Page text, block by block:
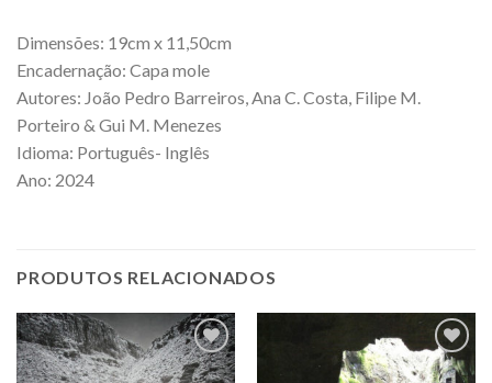
Dimensões: 19cm x 11,50cm
Encadernação: Capa mole
Autores: João Pedro Barreiros, Ana C. Costa, Filipe M.
Porteiro & Gui M. Menezes
Idioma: Português- Inglês
Ano: 2024
PRODUTOS RELACIONADOS